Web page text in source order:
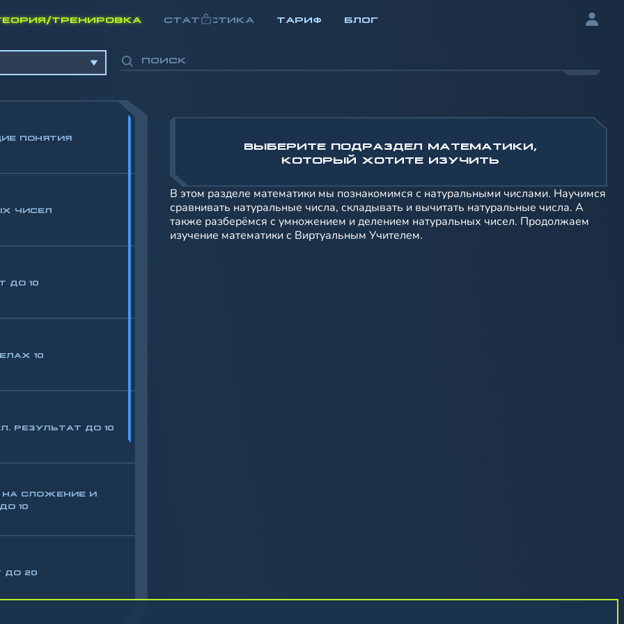
ТРЕНИРОВКА СТАТИСТИКА ТАРИФ БЛОГ
ПОНЯТИЯ
ЧИСЕЛ
ДО 10
10
РЕЗУЛЬТАТ ДО 10
СЛОЖЕНИЕ И
10
ДО 20
ВЫБЕРИТЕ ПОДРАЗДЕЛ МАТЕМАТИКИ,
КОТОРЫЙ ХОТИТЕ ИЗУЧИТЬ
В этом разделе математики мы познакомимся с натуральными числами. Научимся
сравнивать натуральные числа, складывать и вычитать натуральные числа. А
также разберёмся с умножением и делением натуральных чисел. Продолжаем
изучение математики с Виртуальным Учителем.
до 10
до 20